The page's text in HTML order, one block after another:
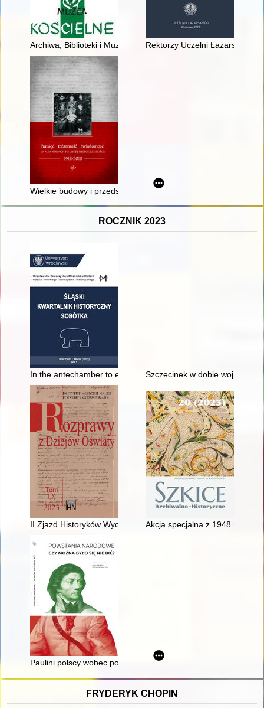
Archiwa, Biblioteki i Muzea Kościelne : organ Ośrodka
Rektorzy Uczelni Łazarskiego
Wielkie budowy i przedsięwzięcia gospodarcze w II RP :
ROCZNIK 2023
In the antechamber to extermination : the fate of Polish and
Szczecinek w dobie wojny
II Zjazd Historyków Wychowania w 250. rocznicę powstania
Akcja specjalna z 1948 roku,
Paulini polscy wobec powstań narodowych 1794, 1830, 1831,
FRYDERYK CHOPIN